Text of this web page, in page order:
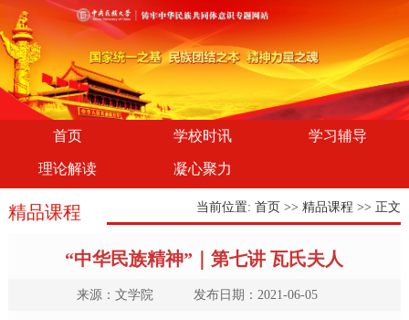
首页 学校时讯 学习辅导
理论解读 凝心聚力
精品课程 当前位置:首页 >>精品课程 >> 正文
“中华民族精神”｜第七讲 瓦氏夫人
来源：文学院 发布日期：2021-06-05